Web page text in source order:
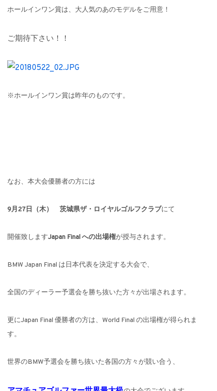
ホールインワン賞は、大人気のあのモデルをご用意！
ご期待下さい！！
※ホールインワン賞は昨年のものです。
なお、本大会優勝者の方には
9月 27 日（木） 茨城県ザ・ロイヤルゴルフクラブにて
開催致しますJapan Final への出場権が授与されます。
BMW Japan Final は日本代表を決定する大会で、
全国のディーラー予選会を勝ち抜いた方々が出場されます。
更にJapan Final 優勝者の方は、 World Final の出場権が得られま
す。
世界のBMW予選会を勝ち抜いた各国の方々が競い合う、